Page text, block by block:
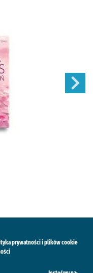
prywatności i plików cookie